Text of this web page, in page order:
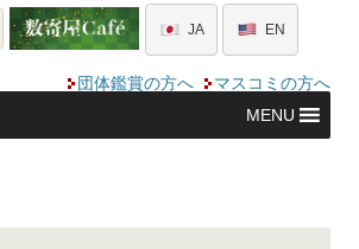
JA EN
団体鑑賞の方へ
マスコミの方へ
MENU